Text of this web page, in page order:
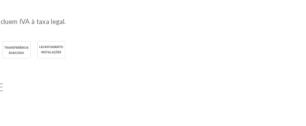
IVA à taxa legal.